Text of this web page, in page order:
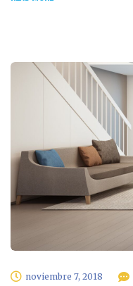
noviembre 7, 2018